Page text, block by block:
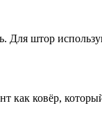
Для штор
как ковёр,